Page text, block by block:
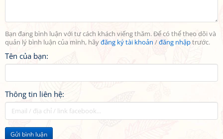
Bạn đang bình luận với tư cách khách viếng thăm. Để có thể theo dõi và
quản lý bình luận của mình, hãyđăng ký tài khoản /đăng nhậptrước.
Tên của bạn:
Thông tin liên hệ:
Gửi bình luận